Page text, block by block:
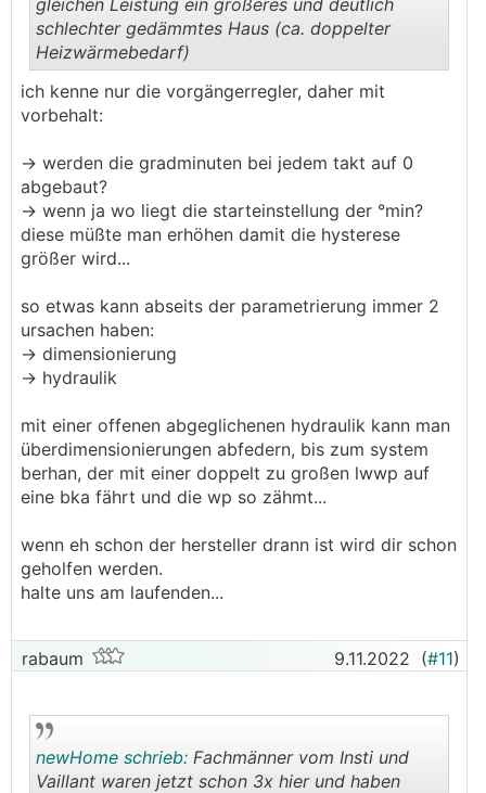
..
gleichen Leistung ein größeres und deutlich
schlechter gedämmtes Haus (ca. doppelter
Heizwärmebedarf)
ich kenne nur die vorgängerregler, daher mit
vorbehalt:
-> werden die gradminuten bei jedem takt auf 0
abgebaut?
-> wenn ja wo liegt die starteinstellung der °min?
diese müßte man erhöhen damit die hysterese
größer wird...
so etwas kann abseits der parametrierung immer 2
ursachen haben:
-> dimensionierung
-> hydraulik
mit einer offenen abgeglichenen hydraulik kann man
überdimensionierungen abfedern, bis zum system
berhan, der mit einer doppelt zu großen lwwp auf
eine bka fährt und die wp so zähmt...
wenn eh schon der hersteller drann ist wird dir schon
geholfen werden.
halte uns am laufenden...
rabaum 9.11.2022 (#11)
newHome schrieb: Fachmänner vom Insti und
Vaillant waren jetzt schon 3x hier und haben